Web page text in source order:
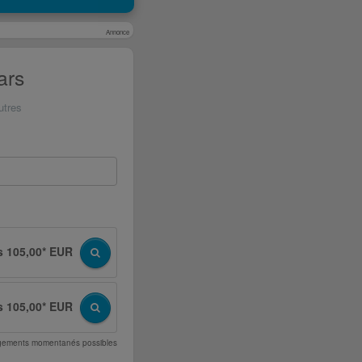
Annonce
105,00* EUR
105,00* EUR
momentanés possibles